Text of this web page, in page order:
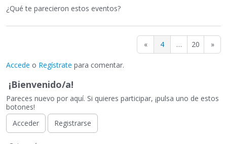
¿Qué te parecieron estos eventos?
« 4 … 20 »
Accede o Regístrate para comentar.
¡Bienvenido/a!
Pareces nuevo por aquí. Si quieres participar, ¡pulsa uno de estos
botones!
Acceder
Registrarse